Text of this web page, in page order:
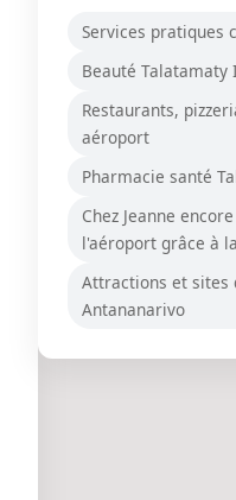
Services pratiques
Beauté Talatamaty
Restaurants,
aéroport
Pharmacie santé
Chez Jeanne
l'aéroport grâce à
Attractions et sites
Antananarivo